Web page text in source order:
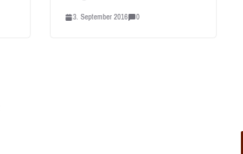
3. September 2016 0